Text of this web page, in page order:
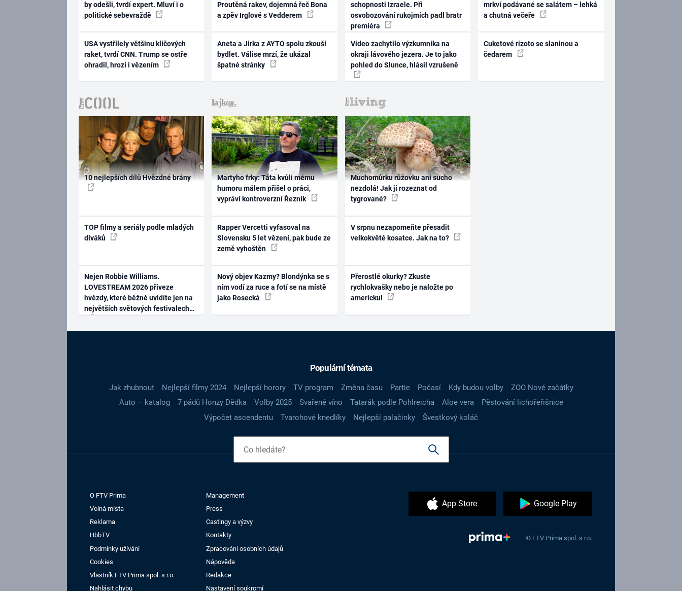
by odešli, tvrdí expert. Mluví i o
politické sebevraždě
USA vystřílely většinu klíčových
raket, tvrdí CNN. Trump se ostře
ohradil, hrozí i vězením
Proutěná rakev, dojemná řeč Bona
a zpěv Irglové s Vedderem
Aneta a Jirka z AYTO spolu zkouší
bydlet. Válise mrzí, že ukázal
špatné stránky
schopnosti Izraele. Při
osvobozování rukojmích padl bratr
premiéra
Video zachytilo výzkumníka na
okraji lávového jezera. Je to jako
pohled do Slunce, hlásil vzrušeně
mrkví podávané se salátem – lehká
a chutná večeře
Cuketové rizoto se slaninou a
čedarem
10 nejlepších dílů Hvězdné brány
TOP filmy a seriály podle mladých
diváků
Nejen Robbie Williams.
LOVESTREAM 2026 přiveze
hvězdy, které běžně uvidíte jen na
největších světových festivalech
Martyho frky: Táta kvůli mému
humoru málem přišel o práci,
vypráví kontroverzní Řezník
Rapper Vercetti vyfasoval na
Slovensku 5 let vězení, pak bude ze
země vyhoštěn
Nový objev Kazmy? Blondýnka se s
ním vodí za ruce a fotí se na místě
jako Rosecká
Muchomůrku růžovku ani sucho
nezdolá! Jak ji rozeznat od
tygrované?
V srpnu nezapomeňte přesadit
velkokvěté kosatce. Jak na to?
Přerostlé okurky? Zkuste
rychlokvašky nebo je naložte po
americku!
Populární témata
Jak zhubnout Nejlepší filmy 2024 Nejlepší horory TV program Změna času Partie Počasí Kdy budou volby
ZOO Nové začátky
Auto – katalog
7 pádů Honzy Dědka Volby 2025 Svařené víno Tatarák podle Pohlreicha Aloe vera
Pěstování lichořeřišnice
Výpočet ascendentu
Tvarohové knedlíky Nejlepší palačinky Švestkový koláč
O FTV Prima
Management
Volná místa
Press
Reklama
Castingy a výzvy
HbbTV
Kontakty
Podmínky užívání
Zpracování osobních údajů
Cookies
Nápověda
Vlastník FTV Prima spol. s r.o.
Redakce
Nahlásit chybu
Nastavení soukromí
App Store Google Play
© FTV Prima spol. s r.o.